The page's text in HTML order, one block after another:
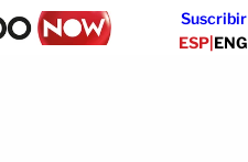
Suscribir
ESP|ENG